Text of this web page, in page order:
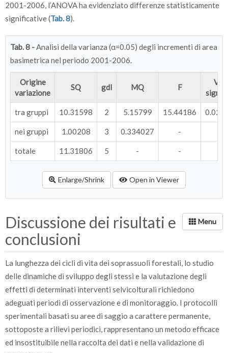
2001-2006, l’ANOVA ha evidenziato differenze statisticamente
significative (Tab. 8).
Tab. 8 -Analisi della varianza (α=0.05) degli incrementi di area
basimetrica nel periodo 2001-2006.
Origine
variazione
SQ gdl MQ F
tra gruppi 10.31598 2 5.15799 15.44186
nei gruppi 1.00208 3 0.334027 -
totale 11.31806 5 - -
Enlarge/Shrink Open in Viewer
Discussione dei risultati e
conclusioni
La lunghezza dei cicli di vita dei soprassuoli forestali, lo studio
delle dinamiche di sviluppo degli stessi e la valutazione degli
effetti di determinati interventi selvicolturali richiedono
adeguati periodi di osservazione e di monitoraggio. I protocolli
sperimentali basati su aree di saggio a carattere permanente,
sottoposte a rilievi periodici, rappresentano un metodo efficace
ed insostituibile nella raccolta dei dati e nella validazione di